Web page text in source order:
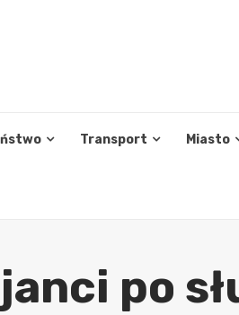
Transport Miasto
po